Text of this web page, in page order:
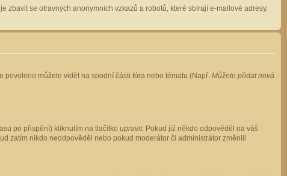
zbavit se otravných anonymních vzkazů a robotů, které sbírají e-mailové adresy.
můžete vidět na spodní části fóra nebo tématu (Např. Můžete přidat nová
po přispění) kliknutím na tlačítko upravit. Pokud již někdo odpověděl na váš
zatím nikdo neodpověděl nebo pokud moderátor či administrátor změnili